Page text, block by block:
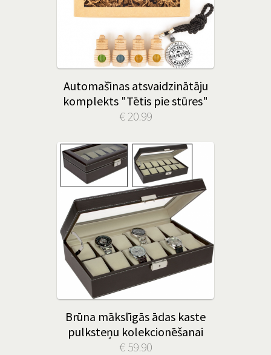
Automašīnas atsvaidzinātāju
komplekts "Tētis pie stūres"
€ 20.99
Brūna mākslīgās ādas kaste
pulksteņu kolekcionēšanai
€ 59.90